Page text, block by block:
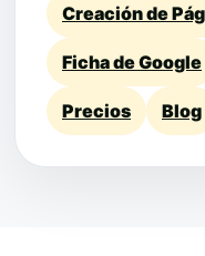
Creación de
Ficha de Google
Precios Blog